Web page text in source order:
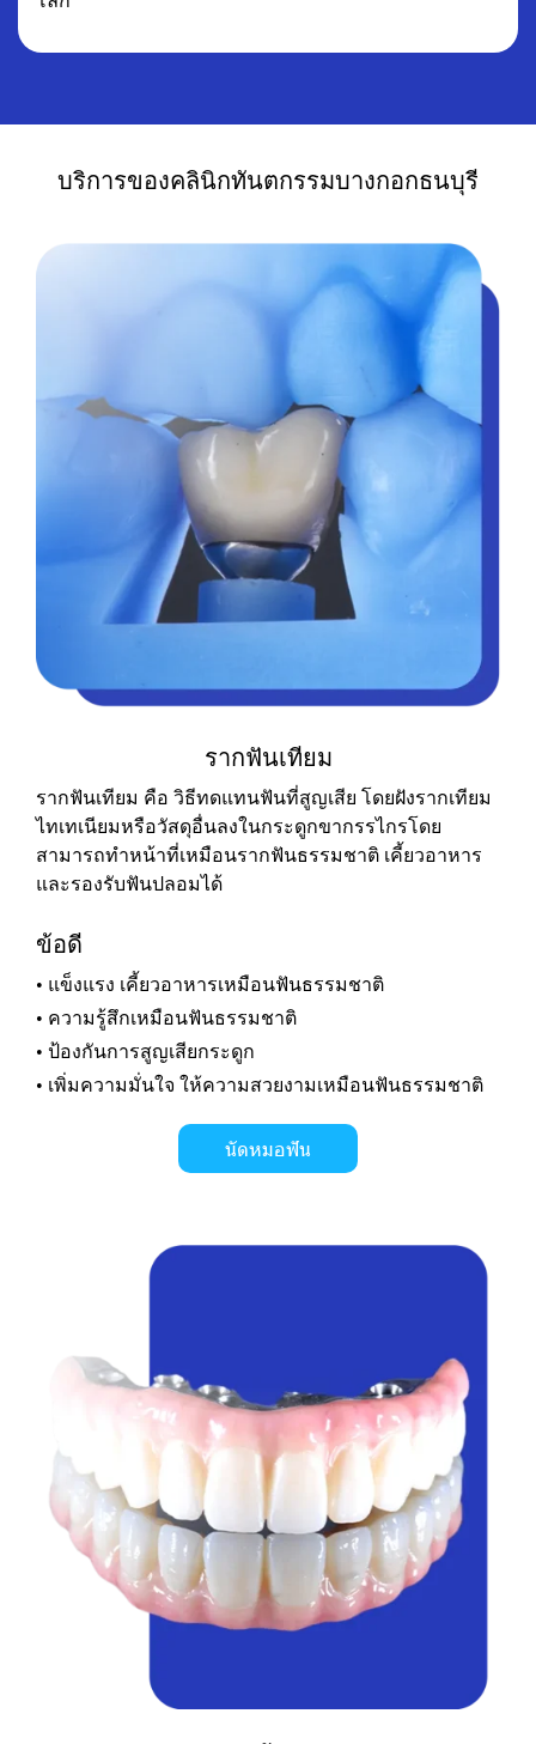
บริการของคลินิกทันตกรรมบางกอกธนบุรี
รากฟันเทียม
รากฟันเทียม คือ วิธีทดแทนฟันที่สูญเสีย โดยฝังรากเทียม
ไทเทเนียมหรือวัสดุอื่นลงในกระดูกขากรรไกรโดย
สามารถทำหน้าที่เหมือนรากฟันธรรมชาติ เคี้ยวอาหาร
และรองรับฟันปลอมได้
ข้อดี
• แข็งแรง เคี้ยวอาหารเหมือนฟันธรรมชาติ
• ความรู้สึกเหมือนฟันธรรมชาติ
• ป้องกันการสูญเสียกระดูก
• เพิ่มความมั่นใจ ให้ความสวยงามเหมือนฟันธรรมชาติ
นัดหมอฟัน